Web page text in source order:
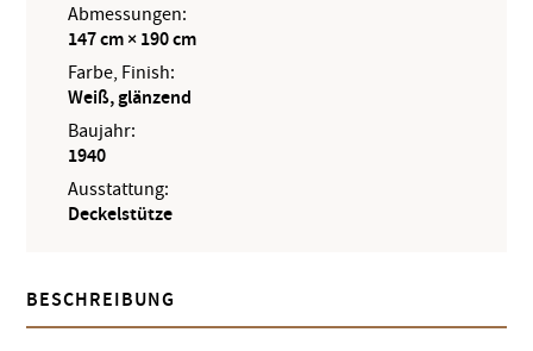
Abmessungen:
147 cm × 190 cm
Farbe, Finish:
Weiß, glänzend
Baujahr:
1940
Ausstattung:
Deckelstütze
BESCHREIBUNG